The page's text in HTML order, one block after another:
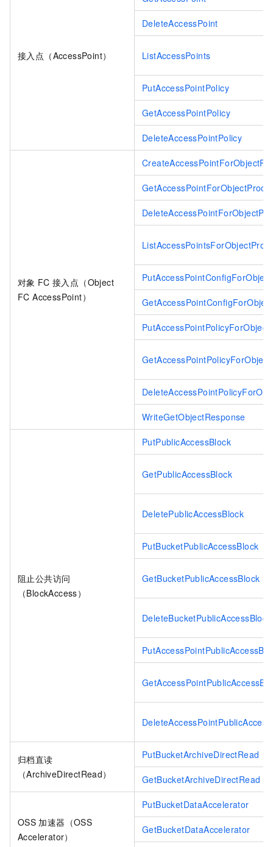
接入点（AccessPoint）
DeleteAccessPoint
ListAccessPoints
PutAccessPointPolicy
GetAccessPointPolicy
DeleteAccessPointPolicy
对象 FC 接入点（Object
FC AccessPoint）
WriteGetObjectResponse
阻止公共访问
（BlockAccess）
PutPublicAccessBlock
GetPublicAccessBlock
DeletePublicAccessBlock
PutBucketPublicAccessBlock
GetBucketPublicAccessBlock
DeleteBucketPublicAccessBlock
归档直读
（ArchiveDirectRead）
PutBucketArchiveDirectRead
GetBucketArchiveDirectRead
OSS 加速器（OSS
Accelerator）
PutBucketDataAccelerator
GetBucketDataAccelerator